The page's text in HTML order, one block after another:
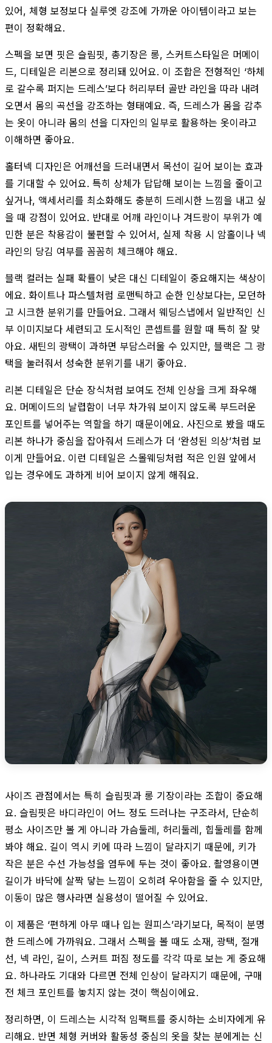
있어, 체형 보정보다 실루엣 강조에 가까운 아이템이라고 보는
편이 정확해요.
스펙을 보면 핏은 슬림핏, 총기장은 롱, 스커트스타일은 머메이
드, 디테일은 리본으로 정리돼 있어요. 이 조합은 전형적인 ‘하체
로 갈수록 퍼지는 드레스’보다 허리부터 골반 라인을 따라 내려
오면서 몸의 곡선을 강조하는 형태예요. 즉, 드레스가 몸을 감추
는 옷이 아니라 몸의 선을 디자인의 일부로 활용하는 옷이라고
이해하면 좋아요.
홀터넥 디자인은 어깨선을 드러내면서 목선이 길어 보이는 효과
를 기대할 수 있어요. 특히 상체가 답답해 보이는 느낌을 줄이고
싶거나, 액세서리를 최소화해도 충분히 드레시한 느낌을 내고 싶
을 때 강점이 있어요. 반대로 어깨 라인이나 겨드랑이 부위가 예
민한 분은 착용감이 불편할 수 있어서, 실제 착용 시 암홀이나 넥
라인의 당김 여부를 꼼꼼히 체크해야 해요.
블랙 컬러는 실패 확률이 낮은 대신 디테일이 중요해지는 색상이
에요. 화이트나 파스텔처럼 로맨틱하고 순한 인상보다는, 모던하
고 시크한 분위기를 만들어요. 그래서 웨딩스냅에서 일반적인 신
부 이미지보다 세련되고 도시적인 콘셉트를 원할 때 특히 잘 맞
아요. 새틴의 광택이 과하면 부담스러울 수 있지만, 블랙은 그 광
택을 눌러줘서 성숙한 분위기를 내기 좋아요.
리본 디테일은 단순 장식처럼 보여도 전체 인상을 크게 좌우해
요. 머메이드의 날렵함이 너무 차가워 보이지 않도록 부드러운
포인트를 넣어주는 역할을 하기 때문이에요. 사진으로 봤을 때도
리본 하나가 중심을 잡아줘서 드레스가 더 ‘완성된 의상’처럼 보
이게 만들어요. 이런 디테일은 스몰웨딩처럼 적은 인원 앞에서
입는 경우에도 과하게 비어 보이지 않게 해줘요.
사이즈 관점에서는 특히 슬림핏과 롱 기장이라는 조합이 중요해
요. 슬림핏은 바디라인이 어느 정도 드러나는 구조라서, 단순히
평소 사이즈만 볼 게 아니라 가슴둘레, 허리둘레, 힙둘레를 함께
봐야 해요. 길이 역시 키에 따라 느낌이 달라지기 때문에, 키가
작은 분은 수선 가능성을 염두에 두는 것이 좋아요. 촬영용이면
길이가 바닥에 살짝 닿는 느낌이 오히려 우아함을 줄 수 있지만,
이동이 많은 행사라면 실용성이 떨어질 수 있어요.
이 제품은 ‘편하게 아무 때나 입는 원피스’라기보다, 목적이 분명
한 드레스에 가까워요. 그래서 스펙을 볼 때도 소재, 광택, 절개
선, 넥 라인, 길이, 스커트 퍼짐 정도를 각각 따로 보는 게 중요해
요. 하나라도 기대와 다르면 전체 인상이 달라지기 때문에, 구매
전 체크 포인트를 놓치지 않는 것이 핵심이에요.
정리하면, 이 드레스는 시각적 임팩트를 중시하는 소비자에게 유
리해요. 반면 체형 커버와 활동성 중심의 옷을 찾는 분에게는 신